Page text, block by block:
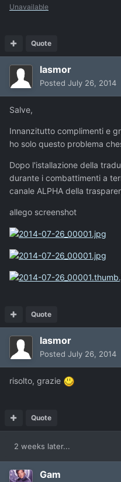
Unavailable
Quote
lasmor
Posted July 26, 2014
Salve,
Innanzitutto complimenti e
ho solo questo problema
Dopo l'istallazione della
durante i combattimenti a
canale ALPHA della
allego screenshot
Quote
lasmor
Posted July 26, 2014
risolto, grazie
Quote
2 weeks later...
Gam